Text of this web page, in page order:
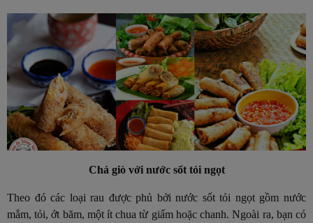
Chả giò với nước sốt tỏi ngọt
Theo đó các loại rau được phủ bởi nước sốt tỏi ngọt gồm nước
mắm, tỏi, ớt băm, một ít chua từ giấm hoặc chanh. Ngoài ra, bạn có